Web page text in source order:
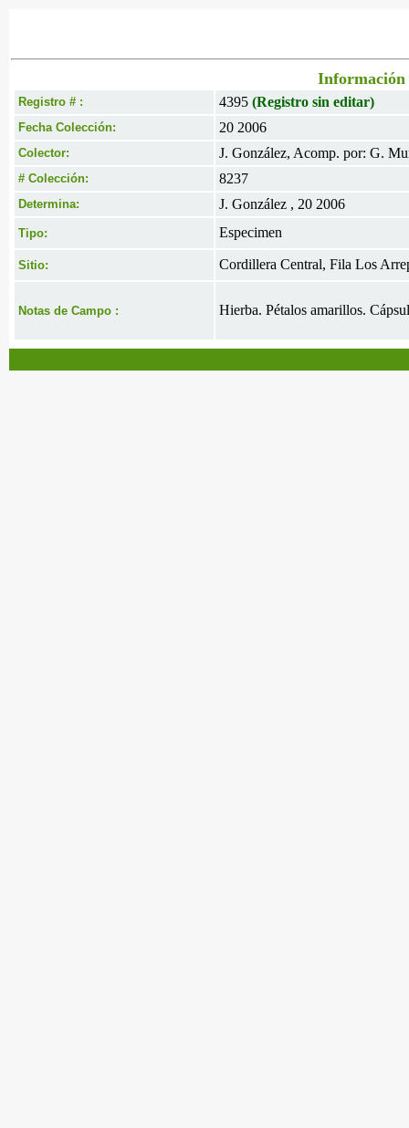
Información
Registro # : 4395 (Registro sin editar)
Fecha Colección: 20 2006
Colector: J. González, Acomp. por: G.
# Colección: 8237
Determina: J. González , 20 2006
Tipo: Especimen
Sitio: Cordillera Central, Fila Los
Notas de Campo : Hierba. Pétalos amarillos.